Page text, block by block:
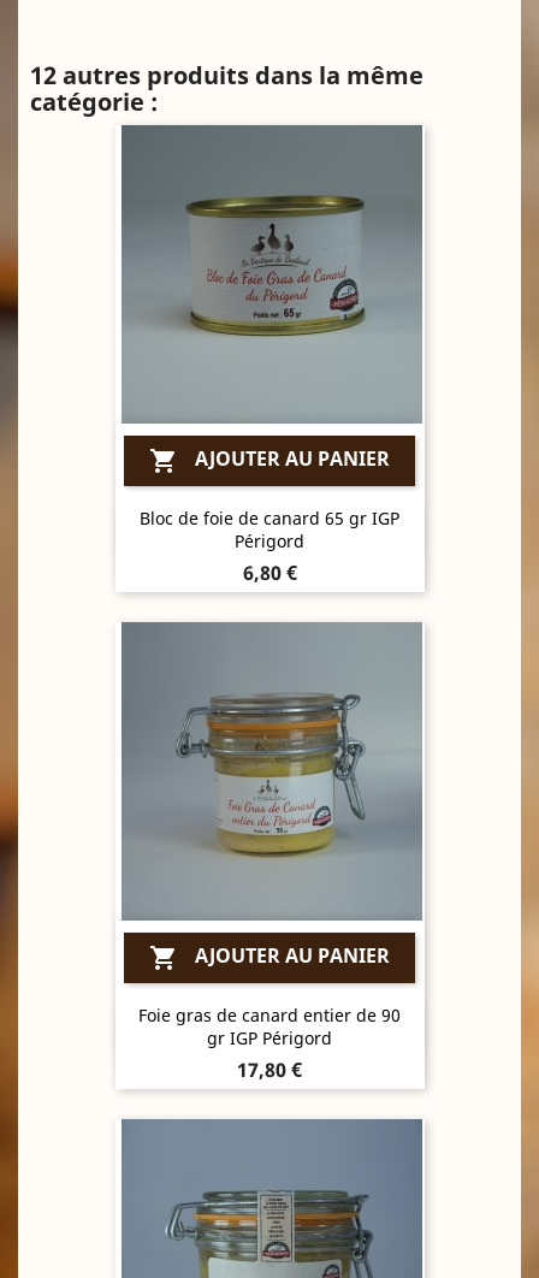
12 autres produits dans la même
catégorie :
 AJOUTER AU PANIER
Bloc de foie de canard 65 gr IGP
Périgord
Prix
6,80 €
Aperçu rapide
 AJOUTER AU PANIER
Foie gras de canard entier de 90
gr IGP Périgord
Prix
17,80 €
Aperçu rapide